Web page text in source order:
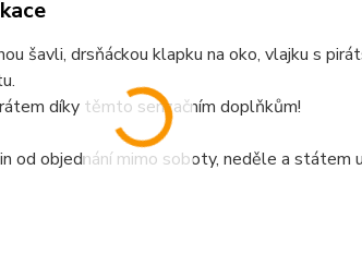
šavli, drsňáckou klapku na oko, vlajku s
díky těmto senzačním doplňkům!
od objednání mimo soboty, neděle a státem